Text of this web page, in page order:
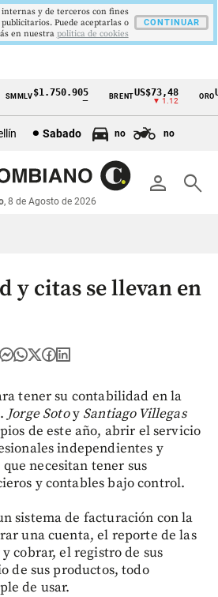
$1.750.905 BRENTUS$73,48
▼ 1.12
ORO
Sabado no no
person search
, 8 de Agosto de 2026
y citas se llevan en
tener su contabilidad en la
Jorge Sotoy Santiago Villegas
de este año, abrir el servicio
independientes y
necesitan tener sus
y contables bajo control.
sistema de facturación con la
una cuenta, el reporte de las
cobrar, el registro de sus
de sus productos, todo
de usar.
y de terceros con fines
Puede aceptarlas o
en nuestra politica de cookies
CONTINUAR